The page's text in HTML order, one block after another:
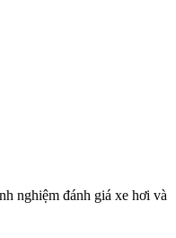
nghiệm đánh giá xe hơi và